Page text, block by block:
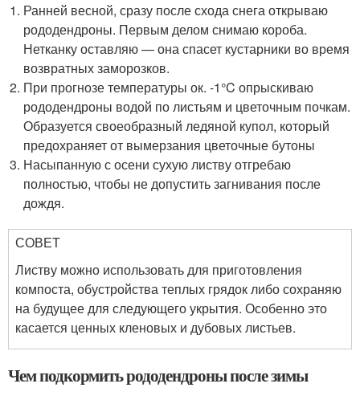
Ранней весной, сразу после схода снега открываю
рододендроны. Первым делом снимаю короба.
Нетканку оставляю — она спасет кустарники во время
возвратных заморозков.
При прогнозе температуры ок. -1°C опрыскиваю
рододендроны водой по листьям и цветочным почкам.
Образуется своеобразный ледяной купол, который
предохраняет от вымерзания цветочные бутоны
Насыпанную с осени сухую листву отгребаю
полностью, чтобы не допустить загнивания после
дождя.
СОВЕТ
Листву можно использовать для приготовления
компоста, обустройства теплых грядок либо сохраняю
на будущее для следующего укрытия. Особенно это
касается ценных кленовых и дубовых листьев.
Чем подкормить рододендроны после зимы